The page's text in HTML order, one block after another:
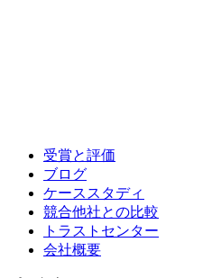
受賞と評価
ブログ
ケーススタディ
競合他社との比較
トラストセンター
会社概要